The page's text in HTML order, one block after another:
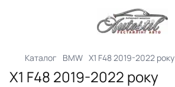
Каталог BMW X1 F48 2019-2022 року
X1 F48 2019-2022 року